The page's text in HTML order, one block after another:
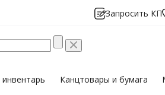
Запросить КП
инвентарь Канцтовары и бумага